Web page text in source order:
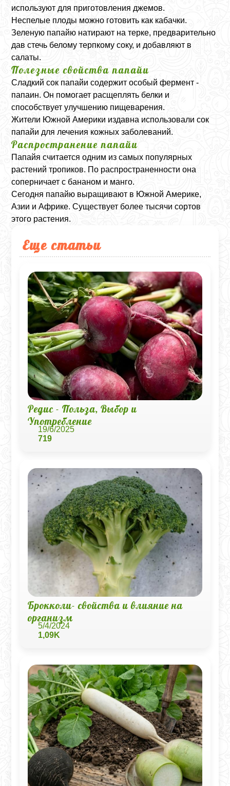
используют для приготовления джемов.
Неспелые плоды можно готовить как кабачки.
Зеленую папайю натирают на терке, предварительно
дав стечь белому терпкому соку, и добавляют в
салаты.
Полезные свойства папайи
Сладкий сок папайи содержит особый фермент -
папаин. Он помогает расщеплять белки и
способствует улучшению пищеварения.
Жители Южной Америки издавна использовали сок
папайи для лечения кожных заболеваний.
Распространение папайи
Папайя считается одним из самых популярных
растений тропиков. По распространенности она
соперничает с бананом и манго.
Сегодня папайю выращивают в Южной Америке,
Азии и Африке. Существует более тысячи сортов
этого растения.
Еще статьи
Редис - Польза, Выбор и
Употребление
19/6/2025
719
Брокколи- свойства и влияние на
организм
5/4/2024
1,09K